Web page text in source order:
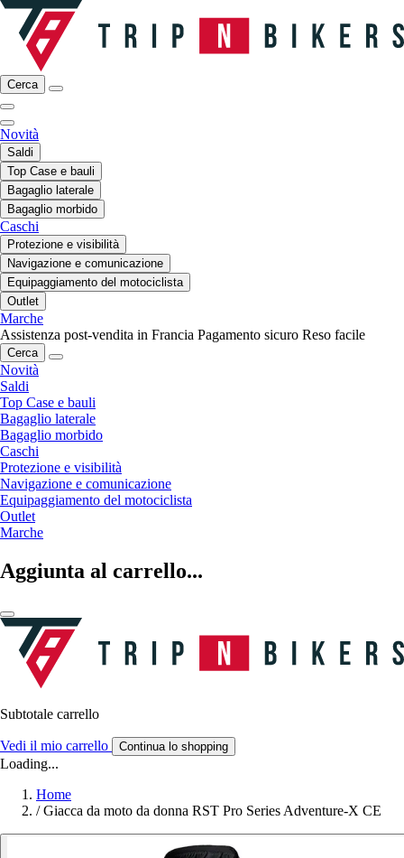
Cerca
Novità
Saldi
Top Case e bauli
Bagaglio laterale
Bagaglio morbido
Caschi
Protezione e visibilità
Navigazione e comunicazione
Equipaggiamento del motociclista
Outlet
Marche
Assistenza post-vendita in Francia Pagamento sicuro Reso facile
Cerca
Novità
Saldi
Top Case e bauli
Bagaglio laterale
Bagaglio morbido
Caschi
Protezione e visibilità
Navigazione e comunicazione
Equipaggiamento del motociclista
Outlet
Marche
Aggiunta al carrello...
Subtotale carrello
Vedi il mio carrello Continua lo shopping
Loading...
Home
/ Giacca da moto da donna RST Pro Series Adventure-X CE